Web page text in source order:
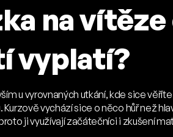
na
vyplatí?
u vyrovnaných utkání, kde sice
vychází sice o něco hůř než
ji využívají začátečníci i zkušení